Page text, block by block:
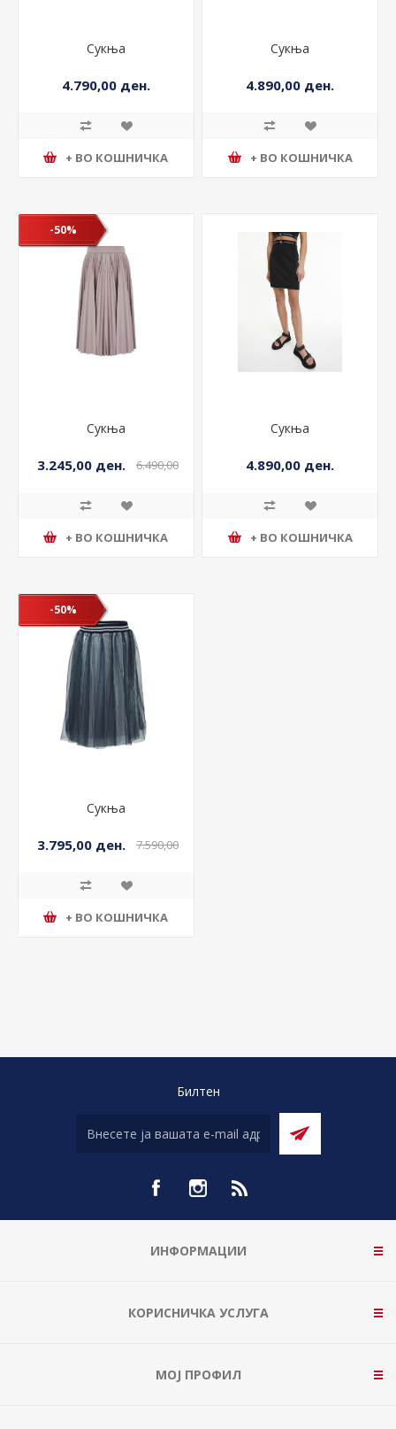
Сукња
4.790,00 ден.
+ ВО КОШНИЧКА
Сукња
4.890,00 ден.
+ ВО КОШНИЧКА
-50%
Сукња
3.245,00 ден.
6.490,00
+ ВО КОШНИЧКА
Сукња
4.890,00 ден.
+ ВО КОШНИЧКА
-50%
Сукња
3.795,00 ден.
7.590,00
+ ВО КОШНИЧКА
Билтен
ИНФОРМАЦИИ
КОРИСНИЧКА УСЛУГА
МОЈ ПРОФИЛ